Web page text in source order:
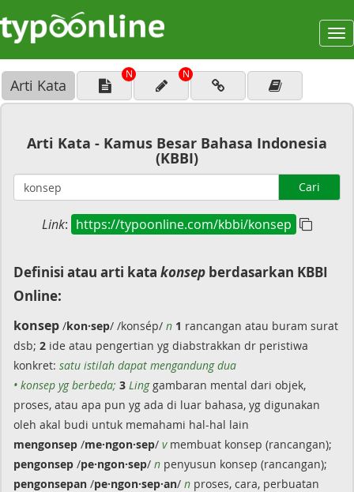
Arti Kata
N N
Arti Kata - Kamus Besar Bahasa Indonesia
(KBBI)
Cari
Link: https://typoonline.com/kbbi/konsep
Definisi atau arti kata konsep berdasarkan KBBI
Online:
konsep /kon·sep/ /konsép/ n 1 rancangan atau buram surat
dsb; 2 ide atau pengertian yg diabstrakkan dr peristiwa
konkret: satu istilah dapat mengandung dua
• konsep yg berbeda; 3 Linggambaran mental dari objek,
proses, atau apa pun yg ada di luar bahasa, yg digunakan
oleh akal budi untuk memahami hal-hal lain
mengonsep /me·ngon·sep/ vmembuat konsep (rancangan);
pengonsep /pe·ngon·sep/ n penyusun konsep (rancangan);
pengonsepan /pe·ngon·sep·an/ n proses, cara, perbuatan